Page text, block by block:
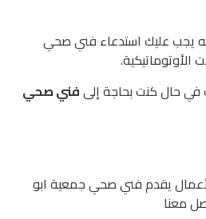
يجب عليك استدعاء فني صحي
في حال كنت بحاجة إلىفني صحي
يقدم فني صحي جمعية ابو
معنا